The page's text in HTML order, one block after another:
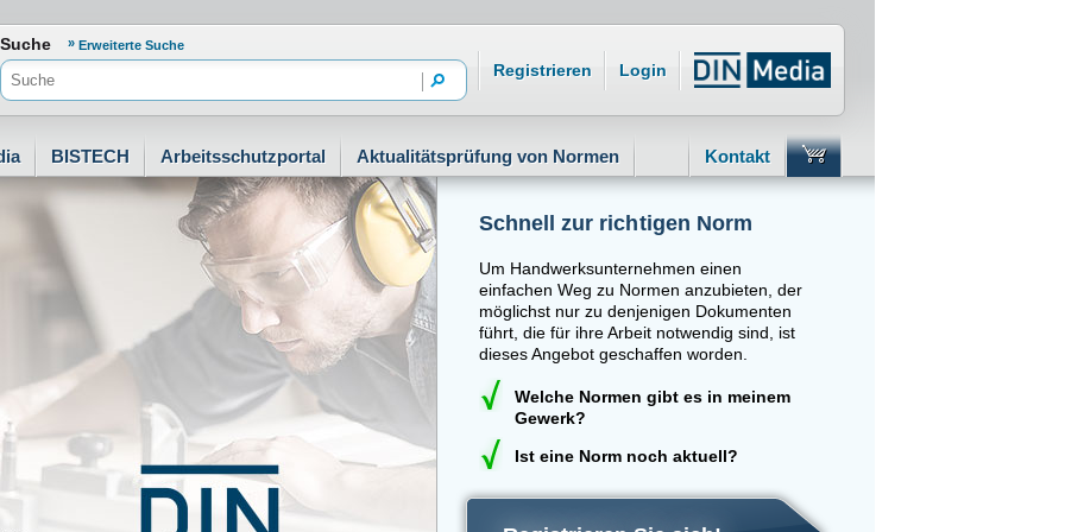
Suche Erweiterte Suche
Registrieren Login
BISTECH Arbeitsschutzportal Aktualitätsprüfung von Normen Kontakt
Schnell zur richtigen Norm
Um Handwerksunternehmen einen
einfachen Weg zu Normen anzubieten, der
möglichst nur zu denjenigen Dokumenten
führt, die für ihre Arbeit notwendig sind, ist
dieses Angebot geschaffen worden.
Welche Normen gibt es in meinem
Gewerk?
Ist eine Norm noch aktuell?